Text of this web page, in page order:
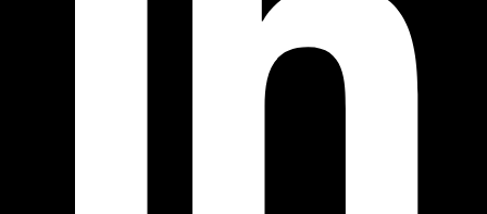
bezpieczeństwa mieszkańców regionu